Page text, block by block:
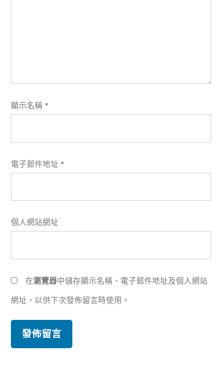
顯示名稱 *
電子郵件地址 *
個人網站網址
在瀏覽器中儲存顯示名稱、電子郵件地址及個人網站
網址，以供下次發佈留言時使用。